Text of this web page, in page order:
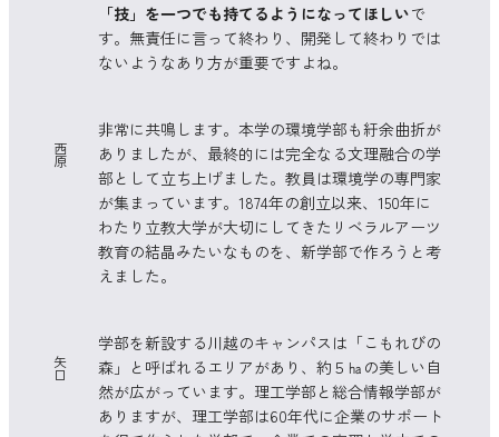
「技」を一つでも持てるようになってほしいで
す。無責任に言って終わり、開発して終わりでは
ないようなあり方が重要ですよね。
西
原
非常に共鳴します。本学の環境学部も紆余曲折が
ありましたが、最終的には完全なる文理融合の学
部として立ち上げました。教員は環境学の専門家
が集まっています。1874年の創立以来、150年に
わたり立教大学が大切にしてきたリベラルアーツ
教育の結晶みたいなものを、新学部で作ろうと考
えました。
矢
口
学部を新設する川越のキャンパスは「こもれびの
森」と呼ばれるエリアがあり、約５㏊の美しい自
然が広がっています。理工学部と総合情報学部が
ありますが、理工学部は60年代に企業のサポート